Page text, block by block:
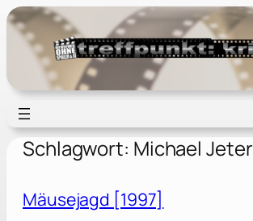
Zum
Inhalt
springen
Schlagwort: Michael Jeter
Mäusejagd [1997]